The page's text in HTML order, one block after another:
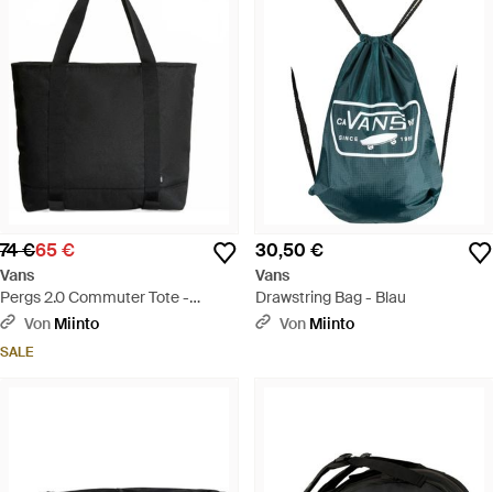
74 €65 €
Vans
Pergs 2.0 Commuter Tote -
Schwarz
Von Miinto
SALE
30,50 €
Vans
Drawstring Bag - Blau
Von Miinto